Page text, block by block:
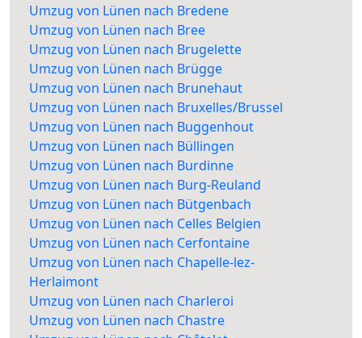
Umzug von Lünen nach Bredene
Umzug von Lünen nach Bree
Umzug von Lünen nach Brugelette
Umzug von Lünen nach Brügge
Umzug von Lünen nach Brunehaut
Umzug von Lünen nach Bruxelles/Brussel
Umzug von Lünen nach Buggenhout
Umzug von Lünen nach Büllingen
Umzug von Lünen nach Burdinne
Umzug von Lünen nach Burg-Reuland
Umzug von Lünen nach Bütgenbach
Umzug von Lünen nach Celles Belgien
Umzug von Lünen nach Cerfontaine
Umzug von Lünen nach Chapelle-lez-
Herlaimont
Umzug von Lünen nach Charleroi
Umzug von Lünen nach Chastre